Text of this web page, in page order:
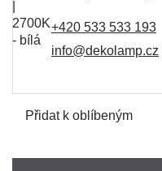
+420 533 533 193
info@dekolamp.cz
Přidat k oblíbeným